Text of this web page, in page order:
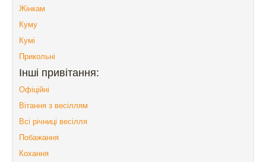
Жінкам
Куму
Кумі
Прикольні
Інші привітання:
Офіційні
Вітання з весіллям
Всі річниці весілля
Побажання
Кохання